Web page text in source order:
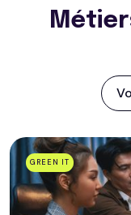
GREEN IT